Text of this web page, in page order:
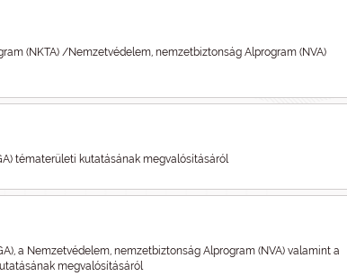
(NKTA) /Nemzetvédelem, nemzetbiztonság Alprogram (NVA)
tématerületi kutatásának megvalósításáról
a Nemzetvédelem, nemzetbiztonság Alprogram (NVA) valamint a
megvalósításáról